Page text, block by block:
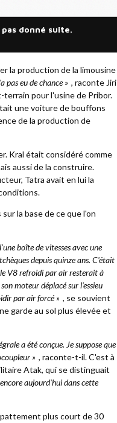
donné suite.
la production de la limousine
pas eu de chance » , raconte Jiri
terrain pour l'usine de Pribor.
une voiture de bouffons
de la production de
Kral était considéré comme
aussi de la construire.
Tatra avait en lui la
la base de ce que l'on
boîte de vitesses avec une
depuis quinze ans. C'était
V8 refroidi par air resterait à
moteur déplacé sur l'essieu
par air forcé » , se souvient
garde au sol plus élevée et
a été conçue. Je suppose que
» , raconte-t-il. C'est à
Atak, qui se distinguait
aujourd'hui dans cette
plus court de 30